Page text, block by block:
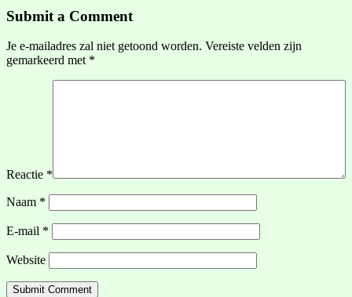
Submit a Comment
Je e-mailadres zal niet getoond worden. Vereiste velden zijn
gemarkeerd met *
Reactie *
Naam *
E-mail *
Website